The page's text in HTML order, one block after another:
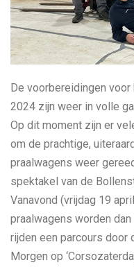
De voorbereidingen
2024 zijn weer in volle
Op dit moment zijn er
om de prachtige,
praalwagens weer
spektakel van de
Vanavond (vrijdag 19
praalwagens worden
rijden een parcours door
Morgen op